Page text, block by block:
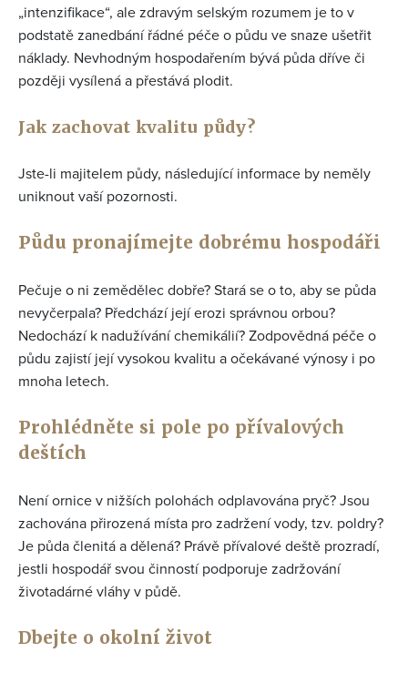
„intenzifikace“, ale zdravým selským rozumem je to v
podstatě zanedbání řádné péče o půdu ve snaze ušetřit
náklady. Nevhodným hospodařením bývá půda dříve či
později vysílená a přestává plodit.
Jak zachovat kvalitu půdy?
Jste-li majitelem půdy, následující informace by neměly
uniknout vaší pozornosti.
Půdu pronajímejte dobrému hospodáři
Pečuje o ni zemědělec dobře? Stará se o to, aby se půda
nevyčerpala? Předchází její erozi správnou orbou?
Nedochází k nadužívání chemikálií? Zodpovědná péče o
půdu zajistí její vysokou kvalitu a očekávané výnosy i po
mnoha letech.
Prohlédněte si pole po přívalových
deštích
Není ornice v nižších polohách odplavována pryč? Jsou
zachována přirozená místa pro zadržení vody, tzv. poldry?
Je půda členitá a dělená? Právě přívalové deště prozradí,
jestli hospodář svou činností podporuje zadržování
životadárné vláhy v půdě.
Dbejte o okolní život